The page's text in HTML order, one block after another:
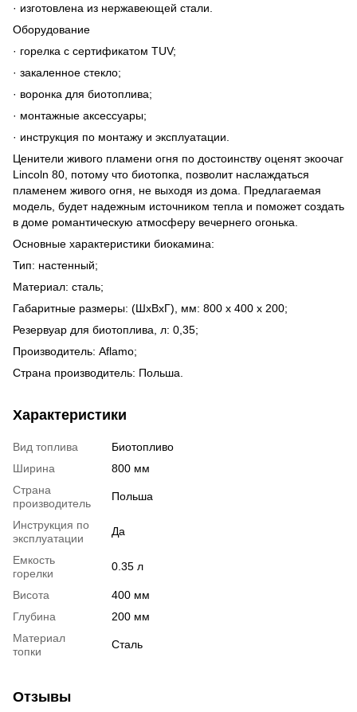
· изготовлена из нержавеющей стали.
Оборудование
· горелка с сертификатом TUV;
· закаленное стекло;
· воронка для биотоплива;
· монтажные аксессуары;
· инструкция по монтажу и эксплуатации.
Ценители живого пламени огня по достоинству оценят экоочаг
Lincoln 80, потому что биотопка, позволит наслаждаться
пламенем живого огня, не выходя из дома. Предлагаемая
модель, будет надежным источником тепла и поможет создать
в доме романтическую атмосферу вечернего огонька.
Основные характеристики биокамина:
Тип: настенный;
Материал: сталь;
Габаритные размеры: (ШxВxГ), мм: 800 x 400 x 200;
Резервуар для биотоплива, л: 0,35;
Производитель: Aflamo;
Страна производитель: Польша.
Характеристики
Вид топлива
Биотопливо
Ширина
800 мм
Страна
производитель
Польша
Инструкция по
эксплуатации
Да
Емкость
горелки
0.35 л
Висота
400 мм
Глубина
200 мм
Материал
топки
Сталь
Отзывы